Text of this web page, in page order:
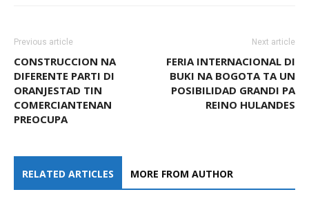
Previous article
CONSTRUCCION NA
DIFERENTE PARTI DI
ORANJESTAD TIN
COMERCIANTENAN
PREOCUPA
Next article
FERIA INTERNACIONAL DI
BUKI NA BOGOTA TA UN
POSIBILIDAD GRANDI PA
REINO HULANDES
RELATED ARTICLES MORE FROM AUTHOR